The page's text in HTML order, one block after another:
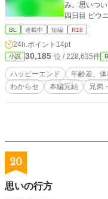
み。思いついたら番
四日目 ピウ
ー(38)× 三男
『愛郷』 フォーダー×ダ
す。登場す
り、現実と
BL 連載中 短編 R18
24h.ポイント 14pt
小説 30,185 位 / 228,635件
ハッピーエンド 年齢差、体
わからセ
本編完結 兄弟
20
思いの行方